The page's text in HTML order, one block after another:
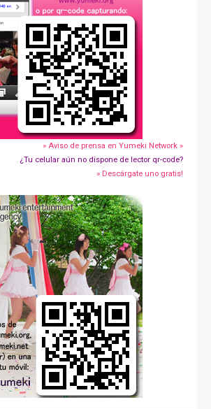
» Aviso de prensa en Yumeki Network »
¿Tu celular aún no dispone de lector qr-code?
» Descárgate uno gratis!